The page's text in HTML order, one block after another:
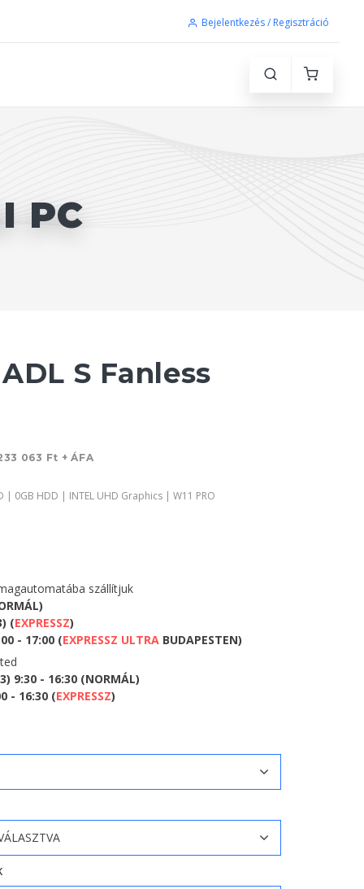
Bejelentkezés / Regisztráció
PC
S Fanless
063 Ft + ÁFA
0GB HDD | INTEL UHD Graphics | W11 PRO
szállítjuk
(EXPRESSZ)
- 17:00 (EXPRESSZ ULTRA BUDAPESTEN)
9:30 - 16:30 (NORMÁL)
- 16:30 (EXPRESSZ)